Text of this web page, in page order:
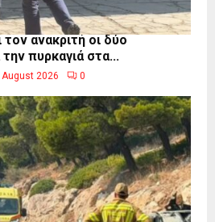
τον ανακριτή οι δύο
πυρκαγιά στα...
August 2026 0